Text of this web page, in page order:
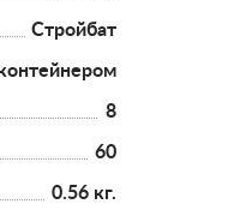
Стройбат
8
60
0.56 кг.